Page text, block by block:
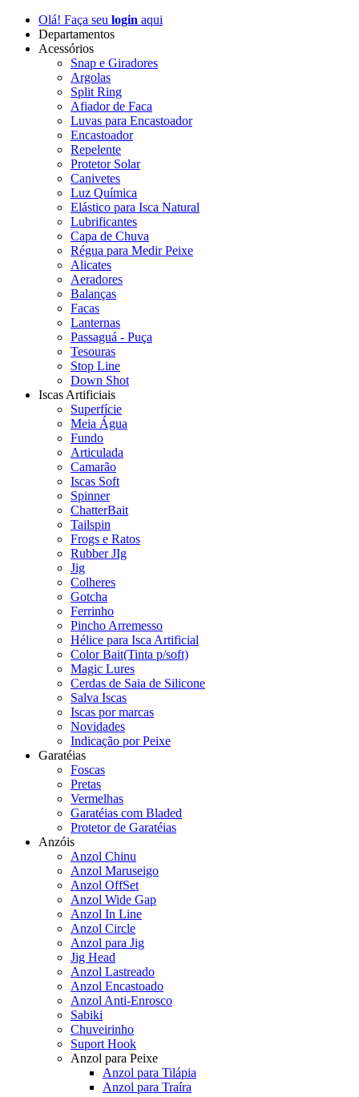
Olá! Faça seu login aqui
Departamentos
Acessórios
Snap e Giradores
Argolas
Split Ring
Afiador de Faca
Luvas para Encastoador
Encastoador
Repelente
Protetor Solar
Canivetes
Luz Química
Elástico para Isca Natural
Lubrificantes
Capa de Chuva
Régua para Medir Peixe
Alicates
Aeradores
Balanças
Facas
Lanternas
Passaguá - Puça
Tesouras
Stop Line
Down Shot
Iscas Artificiais
Superfície
Meia Água
Fundo
Articulada
Camarão
Iscas Soft
Spinner
ChatterBait
Tailspin
Frogs e Ratos
Rubber JIg
Jig
Colheres
Gotcha
Ferrinho
Pincho Arremesso
Hélice para Isca Artificial
Color Bait(Tinta p/soft)
Magic Lures
Cerdas de Saia de Silicone
Salva Iscas
Iscas por marcas
Novidades
Indicação por Peixe
Garatéias
Foscas
Pretas
Vermelhas
Garatéias com Bladed
Protetor de Garatéias
Anzóis
Anzol Chinu
Anzol Maruseigo
Anzol OffSet
Anzol Wide Gap
Anzol In Line
Anzol Circle
Anzol para Jig
Jig Head
Anzol Lastreado
Anzol Encastoado
Anzol Anti-Enrosco
Sabiki
Chuveirinho
Suport Hook
Anzol para Peixe
Anzol para Tilápia
Anzol para Traíra